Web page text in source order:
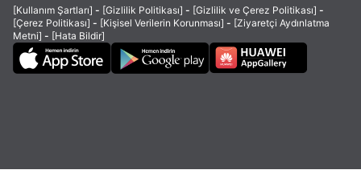
[Kullanım Şartları] - [Gizlilik Politikası] - [Gizlilik ve Çerez Politikası] -
[Çerez Politikası] - [Kişisel Verilerin Korunması] - [Ziyaretçi Aydınlatma
Metni] - [Hata Bildir]